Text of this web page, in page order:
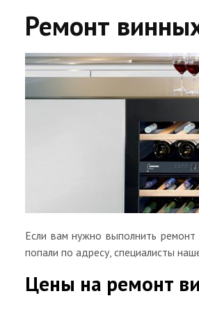
Ремонт
Если вам нужно выполнить
попали по адресу, специалисты
Цены на ремонт